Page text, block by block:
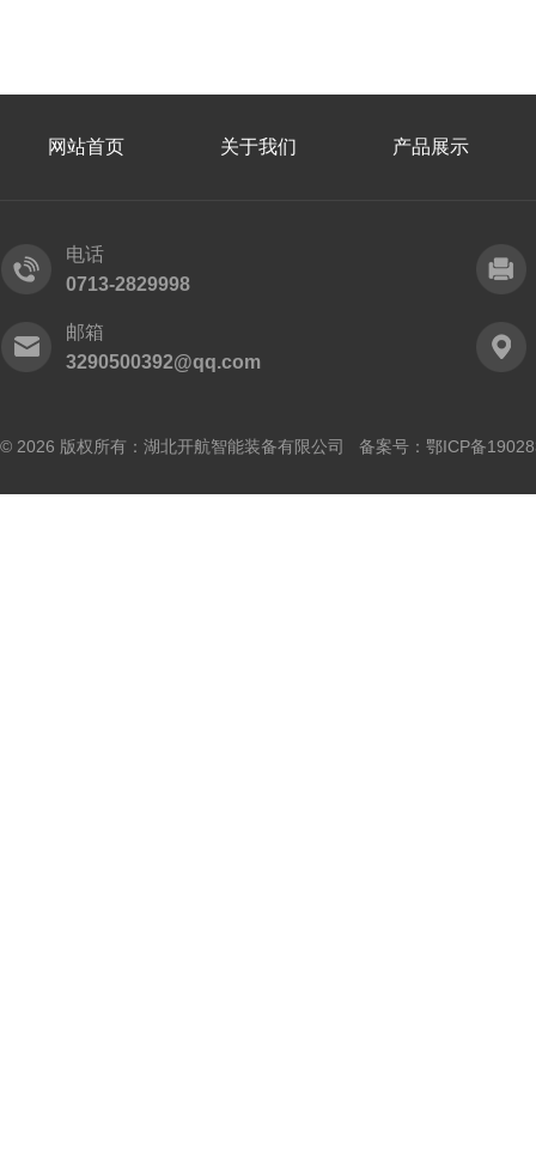
网站首页 关于我们 产品展示
电话
0713-2829998
邮箱
3290500392@qq.com
© 2026 版权所有：湖北开航智能装备有限公司 备案号： 鄂ICP备